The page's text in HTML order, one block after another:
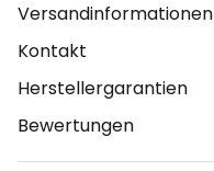
Versandinformationen
Kontakt
Herstellergarantien
Bewertungen